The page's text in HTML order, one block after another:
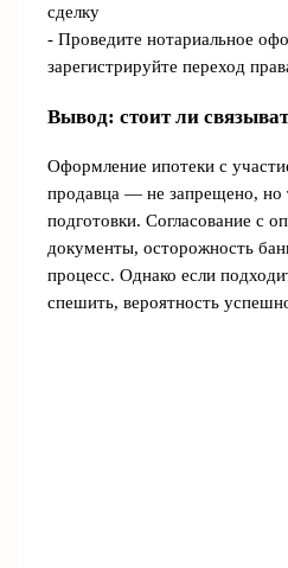
сделку
- Проведите нотариальное
зарегистрируйте переход
Вывод: стоит ли
Оформление ипотеки с
продавца — не запрещено, но
подготовки. Согласование с
документы, осторожность
процесс. Однако если
спешить, вероятность